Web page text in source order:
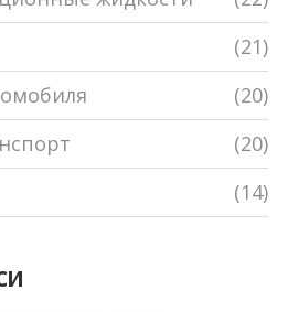
(21)
(20)
(20)
(14)